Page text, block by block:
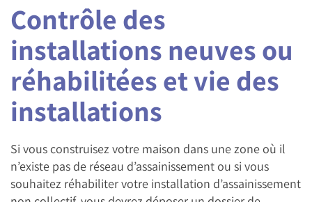
Contrôle des
installations neuves ou
réhabilitées et vie des
installations
Si vous construisez votre maison dans une zone où il
n’existe pas de réseau d’assainissement ou si vous
souhaitez réhabiliter votre installation d’assainissement